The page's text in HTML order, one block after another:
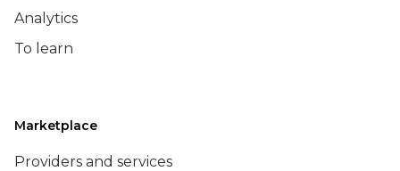
Analytics
To learn
Marketplace
Providers and services